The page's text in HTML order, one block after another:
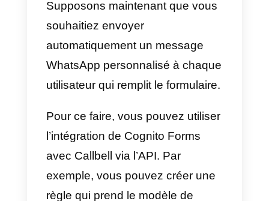
une série de questions. Grâce à
la connexion API de Callbell,
chaque fois que quelqu’un
le formulaire dans Cognito
un nouveau contact sera
automatiquement créé dans la
plateforme Callbell, comprenant
toutes les informations collectées